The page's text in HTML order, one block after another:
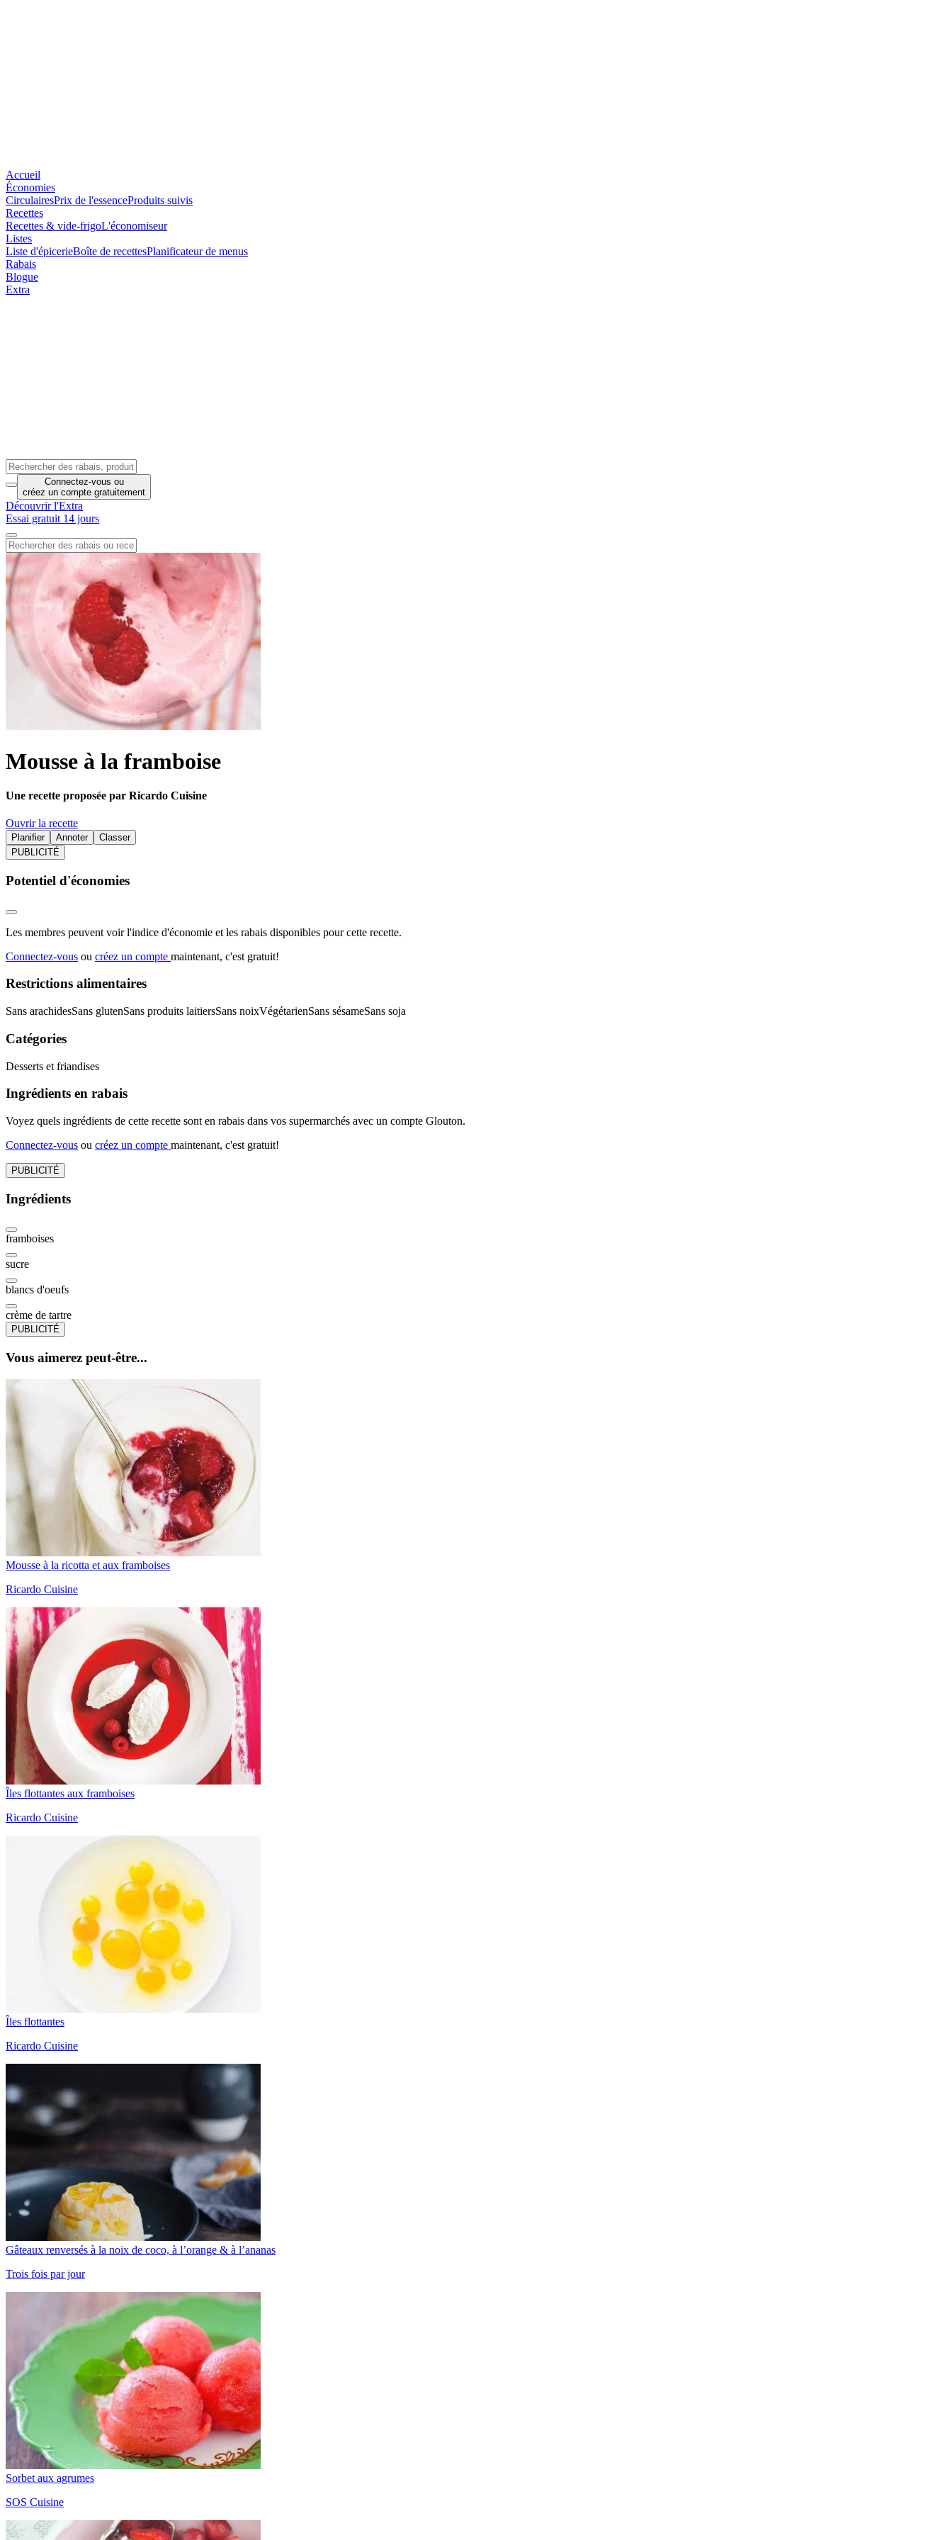
Accueil
Économies
CirculairesPrix de l'essenceProduits suivis
Recettes
Recettes & vide-frigoL'économiseur
Listes
Liste d'épicerieBoîte de recettesPlanificateur de menus
Rabais
Blogue
Extra
Connectez-vous ou
créez un compte gratuitement
Découvrir l'Extra
Essai gratuit 14 jours
Mousse à la framboise
Une recette proposée par Ricardo Cuisine
Ouvrir la recette
Planifier Annoter
Classer
PUBLICITÉ
Potentiel d'économies
Les membres peuvent voir l'indice d'économie et les rabais disponibles pour cette recette.
Connectez-vous ou créez un compte maintenant, c'est gratuit!
Restrictions alimentaires
Sans arachidesSans glutenSans produits laitiersSans noixVégétarienSans sésameSans soja
Catégories
Desserts et friandises
Ingrédients en rabais
Voyez quels ingrédients de cette recette sont en rabais dans vos supermarchés avec un compte Glouton.
Connectez-vous ou créez un compte maintenant, c'est gratuit!
PUBLICITÉ
Ingrédients
framboises
sucre
blancs d'oeufs
crème de tartre
PUBLICITÉ
Vous aimerez peut-être...
Mousse à la ricotta et aux framboises
Ricardo Cuisine
Îles flottantes aux framboises
Ricardo Cuisine
Îles flottantes
Ricardo Cuisine
Gâteaux renversés à la noix de coco, à l’orange & à l’ananas
Trois fois par jour
Sorbet aux agrumes
SOS Cuisine